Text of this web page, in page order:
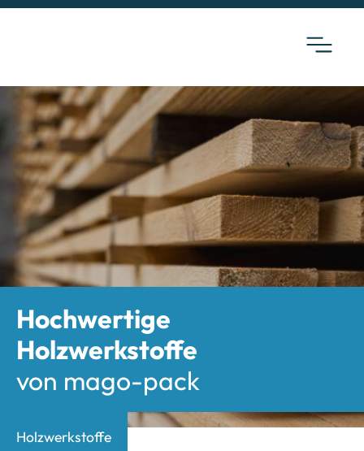
Hochwertige
Holzwerkstoffe
von mago-pack
Holzwerkstoffe